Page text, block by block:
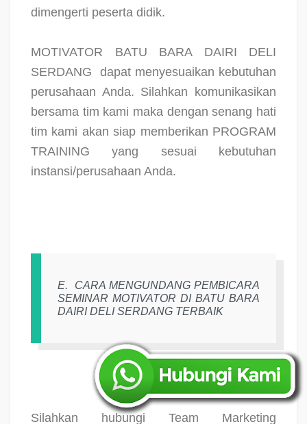
dimengerti peserta didik.
MOTIVATOR BATU BARA DAIRI DELI
SERDANG
dapat menyesuaikan kebutuhan
perusahaan Anda. Silahkan komunikasikan
bersama tim kami maka dengan senang hati
tim kami akan siap memberikan PROGRAM
TRAINING yang sesuai kebutuhan
instansi/perusahaan Anda.
E.
CARA MENGUNDANG PEMBICARA
SEMINAR MOTIVATOR DI BATU BARA
DAIRI DELI SERDANG TERBAIK
Silahkan hubungi Team Marketing